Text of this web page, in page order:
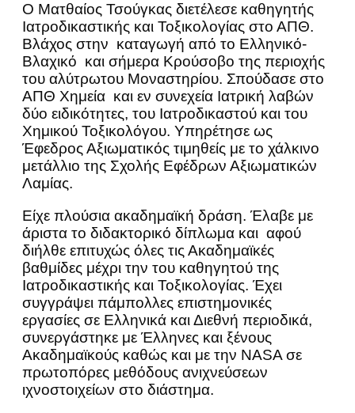
Ο Ματθαίος Τσούγκας διετέλεσε καθηγητής
Ιατροδικαστικής και Τοξικολογίας στο ΑΠΘ.
Βλάχος στην καταγωγή από το Ελληνικό-
Βλαχικό και σήμερα Κρούσοβο της περιοχής
του αλύτρωτου Μοναστηρίου. Σπούδασε στο
ΑΠΘ Χημεία και εν συνεχεία Ιατρική λαβών
δύο ειδικότητες, του Ιατροδικαστού και του
Χημικού Τοξικολόγου. Υπηρέτησε ως
Έφεδρος Αξιωματικός τιμηθείς με το χάλκινο
μετάλλιο της Σχολής Εφέδρων Αξιωματικών
Λαμίας.
Είχε πλούσια ακαδημαϊκή δράση. Έλαβε με
άριστα το διδακτορικό δίπλωμα και αφού
διήλθε επιτυχώς όλες τις Ακαδημαϊκές
βαθμίδες μέχρι την του καθηγητού της
Ιατροδικαστικής και Τοξικολογίας. Έχει
συγγράψει πάμπολλες επιστημονικές
εργασίες σε Ελληνικά και Διεθνή περιοδικά,
συνεργάστηκε με Έλληνες και ξένους
Ακαδημαϊκούς καθώς και με την NASA σε
πρωτοπόρες μεθόδους ανιχνεύσεων
ιχνοστοιχείων στο διάστημα.